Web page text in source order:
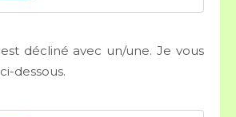
décliné avec un/une. Je vous
dessous.